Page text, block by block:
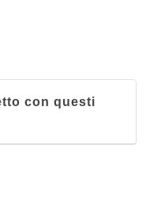
con questi